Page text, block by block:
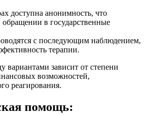
доступна анонимность, что
в государственные
с последующим наблюдением,
терапии.
зависит от степени
возможностей,
реагирования.
помощь: